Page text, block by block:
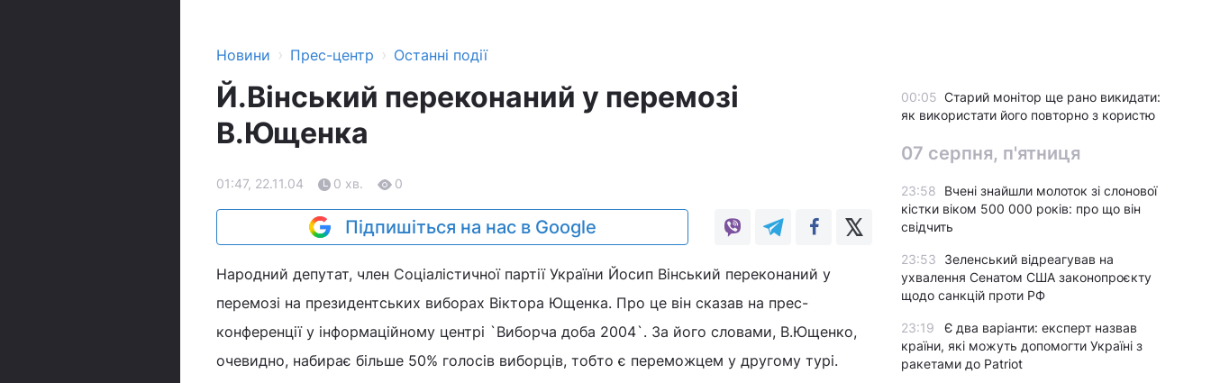
Новини › Прес-центр › Останні події
Й.Вінський переконаний у перемозі
В.Ющенка
01:47, 22.11.04 0 хв. 0
Підпишіться на нас в Google
Народний депутат, член Соціалістичної партії України Йосип Вінський переконаний у
перемозі на президентських виборах Віктора Ющенка. Про це він сказав на прес-
конференції у інформаційному центрі `Виборча доба 2004`. За його словами, В.Ющенко,
очевидно, набирає більше 50% голосів виборців, тобто є переможцем у другому турі.
00:05 Старий монітор ще рано викидати:
як використати його повторно з користю
07 серпня, п'ятниця
23:58
Вчені знайшли молоток зі слонової
кістки віком 500 000 років: про що він
свідчить
23:53
Зеленський відреагував на
ухвалення Сенатом США законопроєкту
щодо санкцій проти РФ
23:19
Є два варіанти: експерт назвав
країни, які можуть допомогти Україні з
ракетами до Patriot